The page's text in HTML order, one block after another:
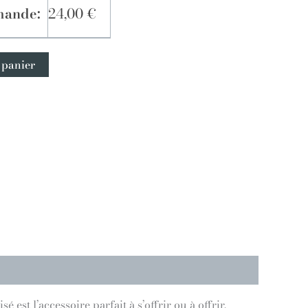
24,00€
est l’accessoire parfait à s’offrir ou à offrir.